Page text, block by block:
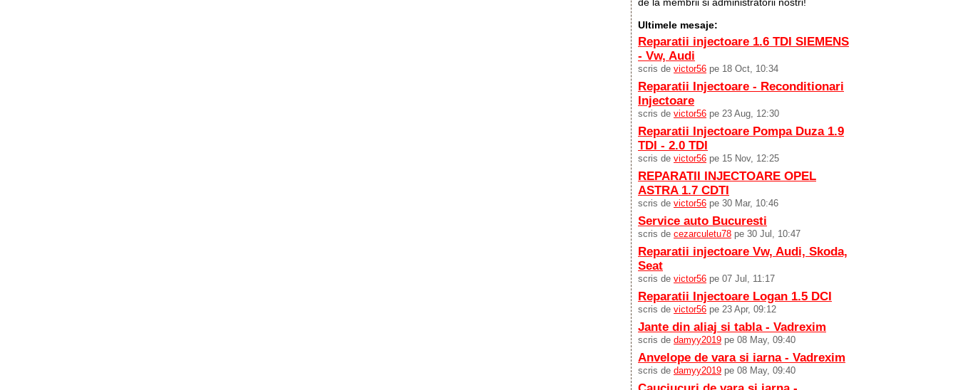
Ultimele mesaje:
Reparatii injectoare 1.6 TDI SIEMENS
- Vw, Audi
scris de victor56 pe 18 Oct, 10:34
Reparatii Injectoare - Reconditionari
Injectoare
scris de victor56 pe 23 Aug, 12:30
Reparatii Injectoare Pompa Duza 1.9
TDI - 2.0 TDI
scris de victor56 pe 15 Nov, 12:25
REPARATII INJECTOARE OPEL
ASTRA 1.7 CDTI
scris de victor56 pe 30 Mar, 10:46
Service auto Bucuresti
scris de cezarculetu78 pe 30 Jul, 10:47
Reparatii injectoare Vw, Audi, Skoda,
Seat
scris de victor56 pe 07 Jul, 11:17
Reparatii Injectoare Logan 1.5 DCI
scris de victor56 pe 23 Apr, 09:12
Jante din aliaj si tabla - Vadrexim
scris de damyy2019 pe 08 May, 09:40
Anvelope de vara si iarna - Vadrexim
scris de damyy2019 pe 08 May, 09:40